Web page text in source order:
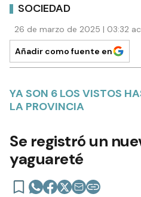
SOCIEDAD
26 de marzo de 2025 | 03:32
Añadir como fuente en
YA SON 6 LOS VISTOS
LA PROVINCIA
Se registró un
yaguareté